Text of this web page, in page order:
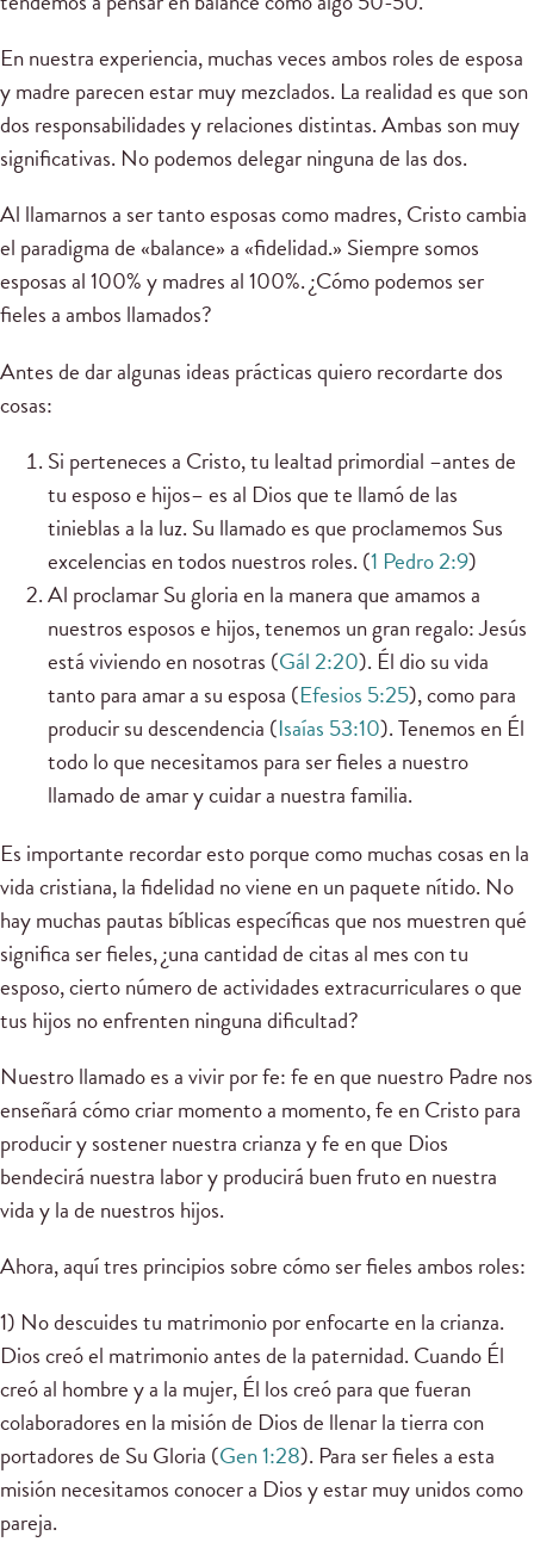
En nuestra experiencia, muchas veces ambos roles de esposa
y madre parecen estar muy mezclados. La realidad es que son
dos responsabilidades y relaciones distintas. Ambas son muy
significativas. No podemos delegar ninguna de las dos.
Al llamarnos a ser tanto esposas como madres, Cristo cambia
el paradigma de «balance» a «fidelidad.» Siempre somos
esposas al 100% y madres al 100%. ¿Cómo podemos ser
fieles a ambos llamados?
Antes de dar algunas ideas prácticas quiero recordarte dos
cosas:
Si perteneces a Cristo, tu lealtad primordial –antes de
tu esposo e hijos– es al Dios que te llamó de las
tinieblas a la luz. Su llamado es que proclamemos Sus
excelencias en todos nuestros roles. (1 Pedro 2:9)
Al proclamar Su gloria en la manera que amamos a
nuestros esposos e hijos, tenemos un gran regalo: Jesús
está viviendo en nosotras (Gál 2:20). Él dio su vida
tanto para amar a su esposa (Efesios 5:25), como para
producir su descendencia (Isaías 53:10). Tenemos en Él
todo lo que necesitamos para ser fieles a nuestro
llamado de amar y cuidar a nuestra familia.
Es importante recordar esto porque como muchas cosas en la
vida cristiana, la fidelidad no viene en un paquete nítido. No
hay muchas pautas bíblicas específicas que nos muestren qué
significa ser fieles, ¿una cantidad de citas al mes con tu
esposo, cierto número de actividades extracurriculares o que
tus hijos no enfrenten ninguna dificultad?
Nuestro llamado es a vivir por fe: fe en que nuestro Padre nos
enseñará cómo criar momento a momento, fe en Cristo para
producir y sostener nuestra crianza y fe en que Dios
bendecirá nuestra labor y producirá buen fruto en nuestra
vida y la de nuestros hijos.
Ahora, aquí tres principios sobre cómo ser fieles ambos roles:
1) No descuides tu matrimonio por enfocarte en la crianza.
Dios creó el matrimonio antes de la paternidad. Cuando Él
creó al hombre y a la mujer, Él los creó para que fueran
colaboradores en la misión de Dios de llenar la tierra con
portadores de Su Gloria (Gen 1:28). Para ser fieles a esta
misión necesitamos conocer a Dios y estar muy unidos como
pareja.